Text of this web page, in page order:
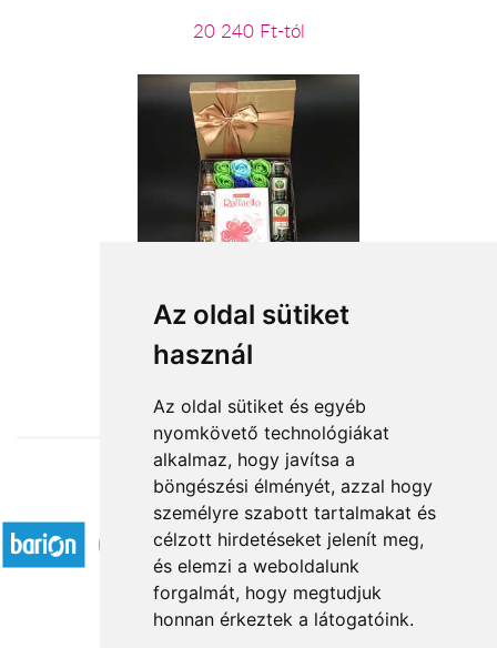
Az oldal sütiket
használ
Az oldal sütiket és egyéb
nyomkövető technológiákat
alkalmaz, hogy javítsa a
böngészési élményét, azzal hogy
személyre szabott tartalmakat és
célzott hirdetéseket jelenít meg,
és elemzi a weboldalunk
forgalmát, hogy megtudjuk
honnan érkeztek a látogatóink.
20 240 Ft-tól
Férfi infúzió
21 600 Ft-tól
Elfogadott fizetési módok